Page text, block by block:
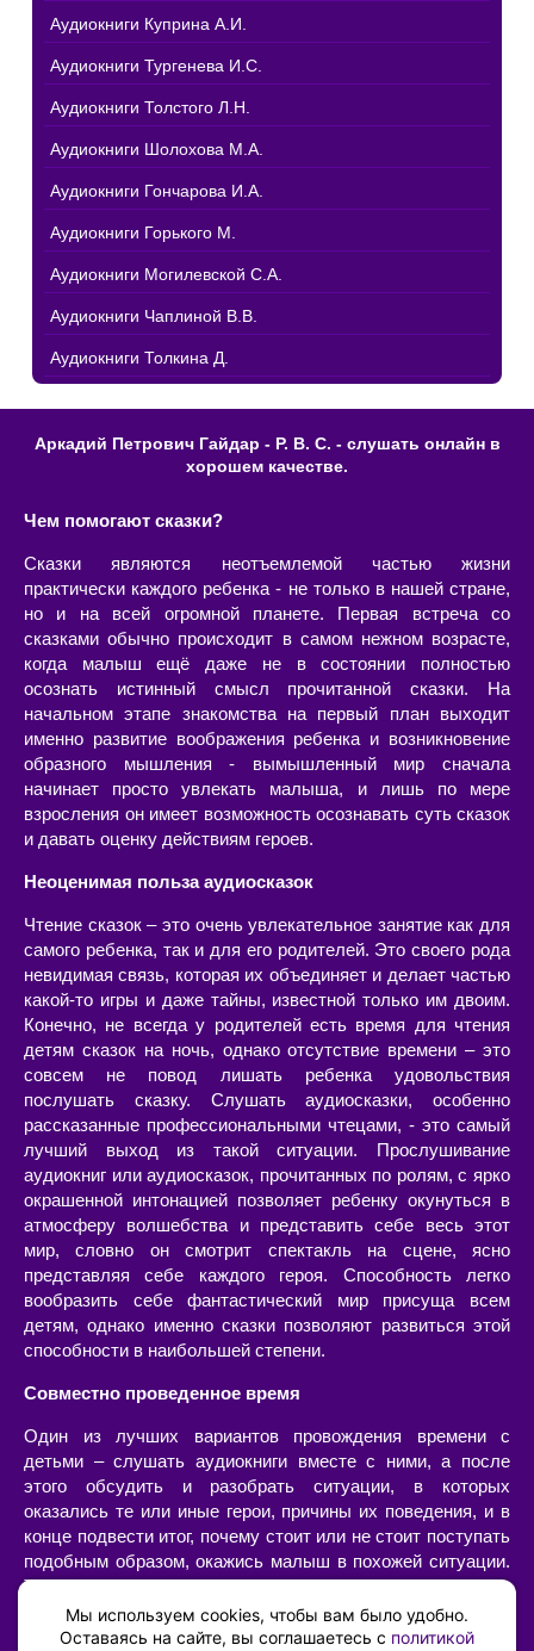
Аудиокниги Куприна А.И.
Аудиокниги Тургенева И.С.
Аудиокниги Толстого Л.Н.
Аудиокниги Шолохова М.А.
Аудиокниги Гончарова И.А.
Аудиокниги Горького М.
Аудиокниги Могилевской С.А.
Аудиокниги Чаплиной В.В.
Аудиокниги Толкина Д.
Аркадий Петрович Гайдар - Р. В. С. - слушать онлайн в
хорошем качестве.
Чем помогают сказки?
Сказки являются неотъемлемой частью жизни
практически каждого ребенка - не только в нашей стране,
но и на всей огромной планете. Первая встреча со
сказками обычно происходит в самом нежном возрасте,
когда малыш ещё даже не в состоянии полностью
осознать истинный смысл прочитанной сказки. На
начальном этапе знакомства на первый план выходит
именно развитие воображения ребенка и возникновение
образного мышления - вымышленный мир сначала
начинает просто увлекать малыша, и лишь по мере
взросления он имеет возможность осознавать суть сказок
и давать оценку действиям героев.
Неоценимая польза аудиосказок
Чтение сказок – это очень увлекательное занятие как для
самого ребенка, так и для его родителей. Это своего рода
невидимая связь, которая их объединяет и делает частью
какой-то игры и даже тайны, известной только им двоим.
Конечно, не всегда у родителей есть время для чтения
детям сказок на ночь, однако отсутствие времени – это
совсем не повод лишать ребенка удовольствия
послушать сказку. Слушать аудиосказки, особенно
рассказанные профессиональными чтецами, - это самый
лучший выход из такой ситуации. Прослушивание
аудиокниг или аудиосказок, прочитанных по ролям, с ярко
окрашенной интонацией позволяет ребенку окунуться в
атмосферу волшебства и представить себе весь этот
мир, словно он смотрит спектакль на сцене, ясно
представляя себе каждого героя. Способность легко
вообразить себе фантастический мир присуща всем
детям, однако именно сказки позволяют развиться этой
способности в наибольшей степени.
Совместно проведенное время
Один из лучших вариантов провождения времени с
детьми – слушать аудиокниги вместе с ними, а после
этого обсудить и разобрать ситуации, в которых
оказались те или иные герои, причины их поведения, и в
конце подвести итог, почему стоит или не стоит поступать
подобным образом, окажись малыш в похожей ситуации.
Такой «разбор» очень интересен сам по себе, позволяет
наладить диалог с ребенком, а также он имеет огромную
воспитательную ценность – возможность ненавязчиво,
Мы используем cookies, чтобы вам было удобно.
Оставаясь на сайте, вы соглашаетесь с политикой